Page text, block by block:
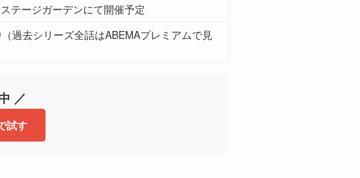
テージガーデンにて開催予定
過去シリーズ全話はABEMAプレミアムで見
／
試す